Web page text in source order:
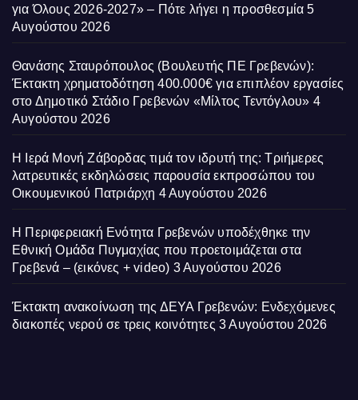
για Όλους 2026-2027» – Πότε λήγει η προσθεσμία 5
Αυγούστου 2026
Θανάσης Σταυρόπουλος (Βουλευτής ΠΕ Γρεβενών):
Έκτακτη χρηματοδότηση 400.000€ για επιπλέον εργασίες
στο Δημοτικό Στάδιο Γρεβενών «Μίλτος Τεντόγλου» 4
Αυγούστου 2026
Η Ιερά Μονή Ζάβορδας τιμά τον ιδρυτή της: Τριήμερες
λατρευτικές εκδηλώσεις παρουσία εκπροσώπου του
Οικουμενικού Πατριάρχη 4 Αυγούστου 2026
Η Περιφερειακή Ενότητα Γρεβενών υποδέχθηκε την
Εθνική Ομάδα Πυγμαχίας που προετοιμάζεται στα
Γρεβενά – (εικόνες + video) 3 Αυγούστου 2026
Έκτακτη ανακοίνωση της ΔΕΥΑ Γρεβενών: Ενδεχόμενες
διακοπές νερού σε τρεις κοινότητες 3 Αυγούστου 2026